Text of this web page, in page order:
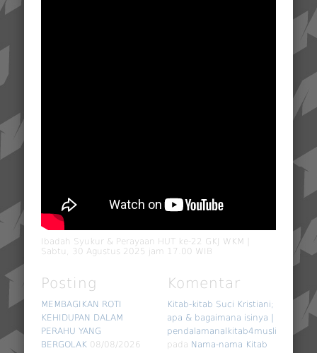
Ibadah Syukur & Perayaan HUT ke-22 GKJ WKM |
Sabtu, 30 Agustus 2025 jam 17.00 WIB
Posting
MEMBAGIKAN ROTI
KEHIDUPAN DALAM
PERAHU YANG
BERGOLAK 08/08/2026
Komentar
Kitab-kitab Suci Kristiani;
apa & bagaimana isinya |
pendalamanalkitab4muslim
pada Nama-nama Kitab